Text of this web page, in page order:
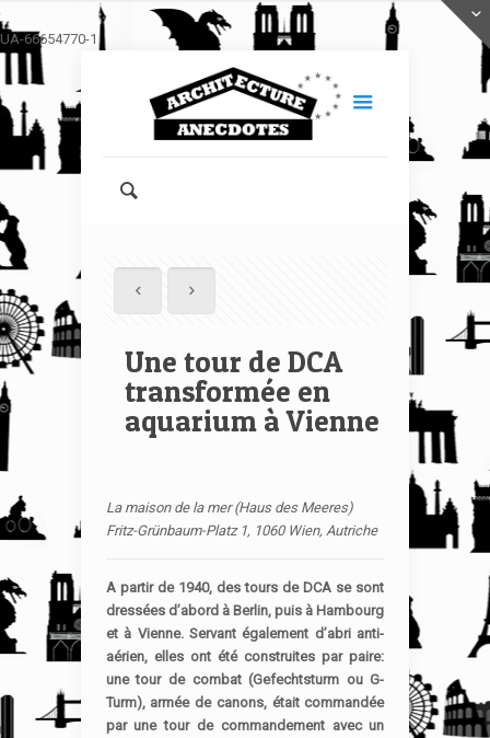
UA-66654770-1
Une tour de DCA
transformée en
aquarium à Vienne
La maison de la mer (Haus des Meeres)
Fritz-Grünbaum-Platz 1, 1060 Wien, Autriche ‎
A partir de 1940, des tours de DCA se sont
dressées d’abord à Berlin, puis à Hambourg
et à Vienne. Servant également d’abri anti-
aérien, elles ont été construites par paire:
une tour de combat (Gefechtsturm ou G-
Turm), armée de canons, était commandée
par une tour de commandement avec un